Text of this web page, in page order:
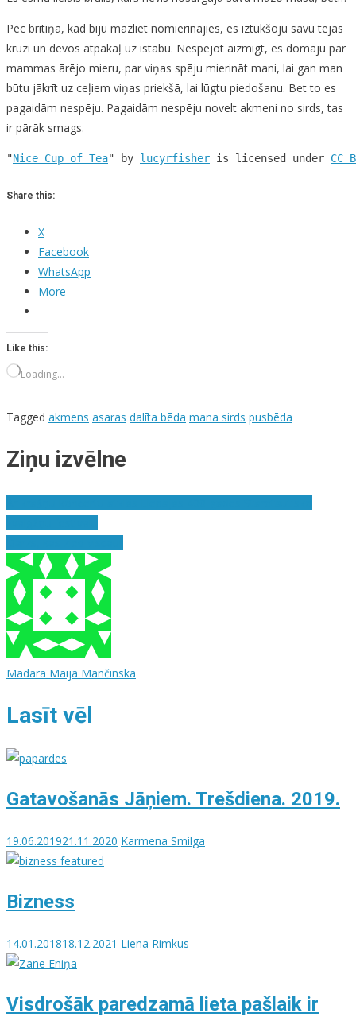
Pēc brītiņa, kad biju mazliet nomierinājies, es iztukšoju savu tējas
krūzi un devos atpakaļ uz istabu. Nespējot aizmigt, es domāju par
mammas ārējo mieru, par viņas spēju mierināt mani, lai gan man
būtu jākrīt uz ceļiem viņas priekšā, lai lūgtu piedošanu. Bet to es
pagaidām nespēju. Pagaidām nespēju novelt akmeni no sirds, tas
ir pārāk smags.
"Nice Cup of Tea" by lucyrfisher is licensed under CC
Share this:
X
Facebook
WhatsApp
More
Like this:
Loading…
Tagged akmens asaras dalīta bēda mana sirds pusbēda
Ziņu izvēlne
Madara Maija Mančinska
Lasīt vēl
Gatavošanās Jāņiem. Trešdiena. 2019.
19.06.201921.11.2020 Karmena Smilga
Bizness
14.01.201818.12.2021 Liena Rimkus
Visdrošāk paredzamā lieta pašlaik ir